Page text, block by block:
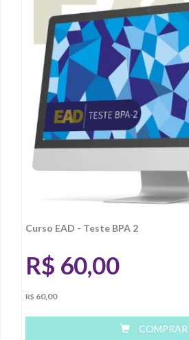
Curso EAD - Teste BPA 2
R$ 60,00
R$ 60,00
COMPRAR